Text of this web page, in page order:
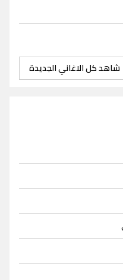
شاهد كل الاغاني الجديدة